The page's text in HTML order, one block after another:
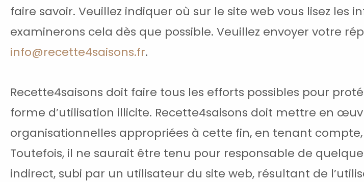
faire savoir. Veuillez indiquer où sur le site web vous lisez les
examinerons cela dès que possible. Veuillez envoyer votre
info@recette4saisons.fr.
Recette4saisons doit faire tous les efforts possibles pour
forme d’utilisation illicite. Recette4saisons doit mettre en
organisationnelles appropriées à cette fin, en tenant compte,
Toutefois, il ne saurait être tenu pour responsable de
indirect, subi par un utilisateur du site web, résultant de